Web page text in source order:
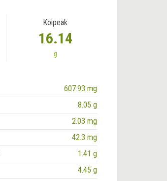
Koipeak
16.14
g
607.93 mg
8.05 g
2.03 mg
42.3 mg
1.41 g
4.45 g